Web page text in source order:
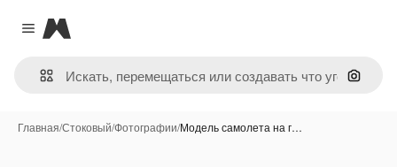
Close menu
Magnific
Поиск
Главная/Стоковый/Фотографии/Модель самолета на г…